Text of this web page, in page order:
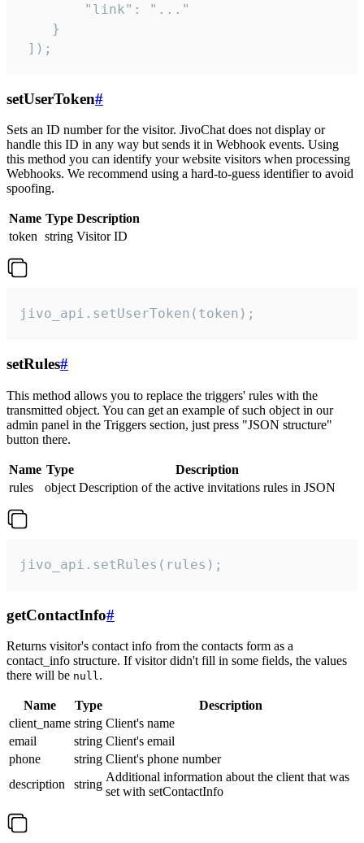
        "link": "..."
    }
]);
setUserToken#
Sets an ID number for the visitor. JivoChat does not display or
handle this ID in any way but sends it in Webhook events. Using
this method you can identify your website visitors when processing
Webhooks. We recommend using a hard-to-guess identifier to avoid
spoofing.
Name Type Description
token string Visitor ID
jivo_api.setUserToken(token);
setRules#
This method allows you to replace the triggers' rules with the
transmitted object. You can get an example of such object in our
admin panel in the Triggers section, just press "JSON structure"
button there.
Name Type
Description
rules
object Description of the active invitations rules in JSON
jivo_api.setRules(rules);
getContactInfo#
Returns visitor's contact info from the contacts form as a
contact_info structure. If visitor didn't fill in some fields, the values
there will be null.
Name Type
Description
client_name string Client's name
email
string Client's email
phone
string Client's phone number
description
string
Additional information about the client that was
set with setContactInfo